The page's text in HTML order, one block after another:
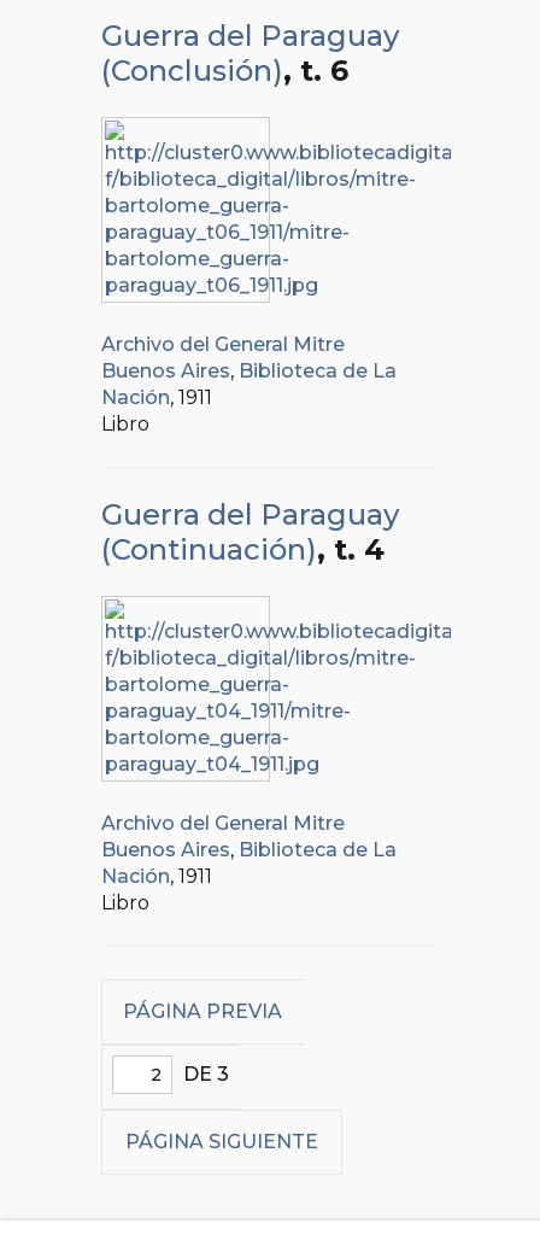
Guerra del Paraguay
(Conclusión), t. 6
Archivo del General Mitre
Buenos Aires, Biblioteca de La
Nación, 1911
Libro
Guerra del Paraguay
(Continuación), t. 4
Archivo del General Mitre
Buenos Aires, Biblioteca de La
Nación, 1911
Libro
PÁGINA PREVIA
DE 3
PÁGINA SIGUIENTE